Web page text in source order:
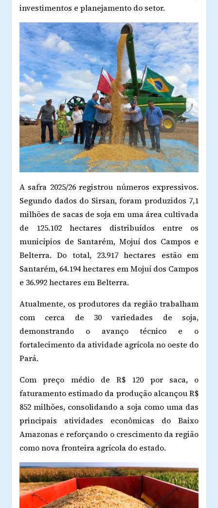
investimentos e planejamento do setor.
A safra 2025/26 registrou números expressivos.
Segundo dados do Sirsan, foram produzidos 7,1
milhões de sacas de soja em uma área cultivada
de 125.102 hectares distribuídos entre os
municípios de Santarém, Mojuí dos Campos e
Belterra. Do total, 23.917 hectares estão em
Santarém, 64.194 hectares em Mojuí dos Campos
e 36.992 hectares em Belterra.
Atualmente, os produtores da região trabalham
com cerca de 30 variedades de soja,
demonstrando o avanço técnico e o
fortalecimento da atividade agrícola no oeste do
Pará.
Com preço médio de R$ 120 por saca, o
faturamento estimado da produção alcançou R$
852 milhões, consolidando a soja como uma das
principais atividades econômicas do Baixo
Amazonas e reforçando o crescimento da região
como nova fronteira agrícola do estado.